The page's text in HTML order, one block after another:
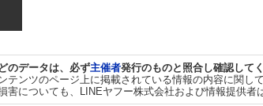
のデータは、必ず主催者発行のものと照合し確認してく
テンツのページ上に掲載されている情報の内容に関
害についても、LINEヤフー株式会社および情報提供者